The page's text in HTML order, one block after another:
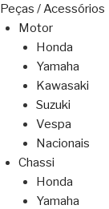
Peças / Acessórios
Motor
Honda
Yamaha
Kawasaki
Suzuki
Vespa
Nacionais
Chassi
Honda
Yamaha